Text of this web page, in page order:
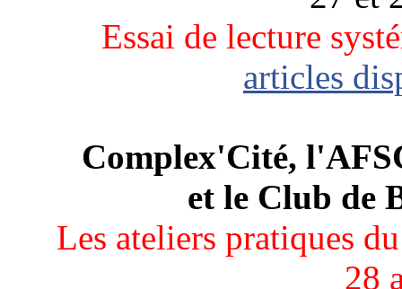
Essai de lecture
articles
Complex'Cité,
et le Club de
Les ateliers pratiques
28